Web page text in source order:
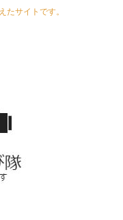
たサイトです。